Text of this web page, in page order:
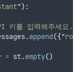
"):
키를 입력해주세요.
.append({"role
= st.empty()